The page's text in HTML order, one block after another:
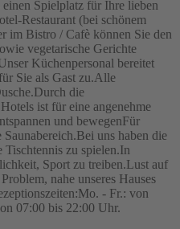
Spielplatz für Ihre lieben
Restaurant (bei schönem
im Bistro / Cafè können Sie den
vegetarische Gerichte
Küchenpersonal bereitet
Sie als Gast zu.Alle
die
ist für eine angenehme
und bewegenFür
uns haben die
zu spielen.In
Sport zu treiben.Lust auf
nahe unseres Hauses
- Fr.: von
07:00 bis 22:00 Uhr.